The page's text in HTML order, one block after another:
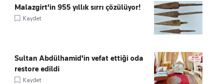
Malazgirt'in 955 yıllık sırrı çözülüyor!
Kaydet
Sultan Abdülhamid'in vefat ettiği oda
restore edildi
Kaydet